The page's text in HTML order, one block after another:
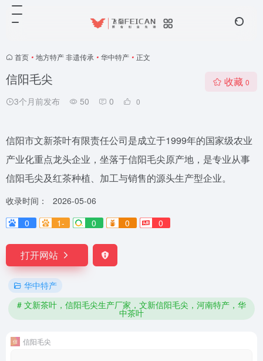
首页 • 地方特产 非遗传承 • 华中特产 • 正文
信阳毛尖
3个月前发布 50 0 0
收藏 0
信阳市文新茶叶有限责任公司是成立于1999年的国家级农业
产业化重点龙头企业，坐落于信阳毛尖原产地，是专业从事
信阳毛尖及红茶种植、加工与销售的源头生产型企业。
收录时间：
2026-05-06
0
1- 0 0 0
打开网站
华中特产
# 文新茶叶，信阳毛尖生产厂家，文新信阳毛尖，河南特产，华
中茶叶
信阳毛尖